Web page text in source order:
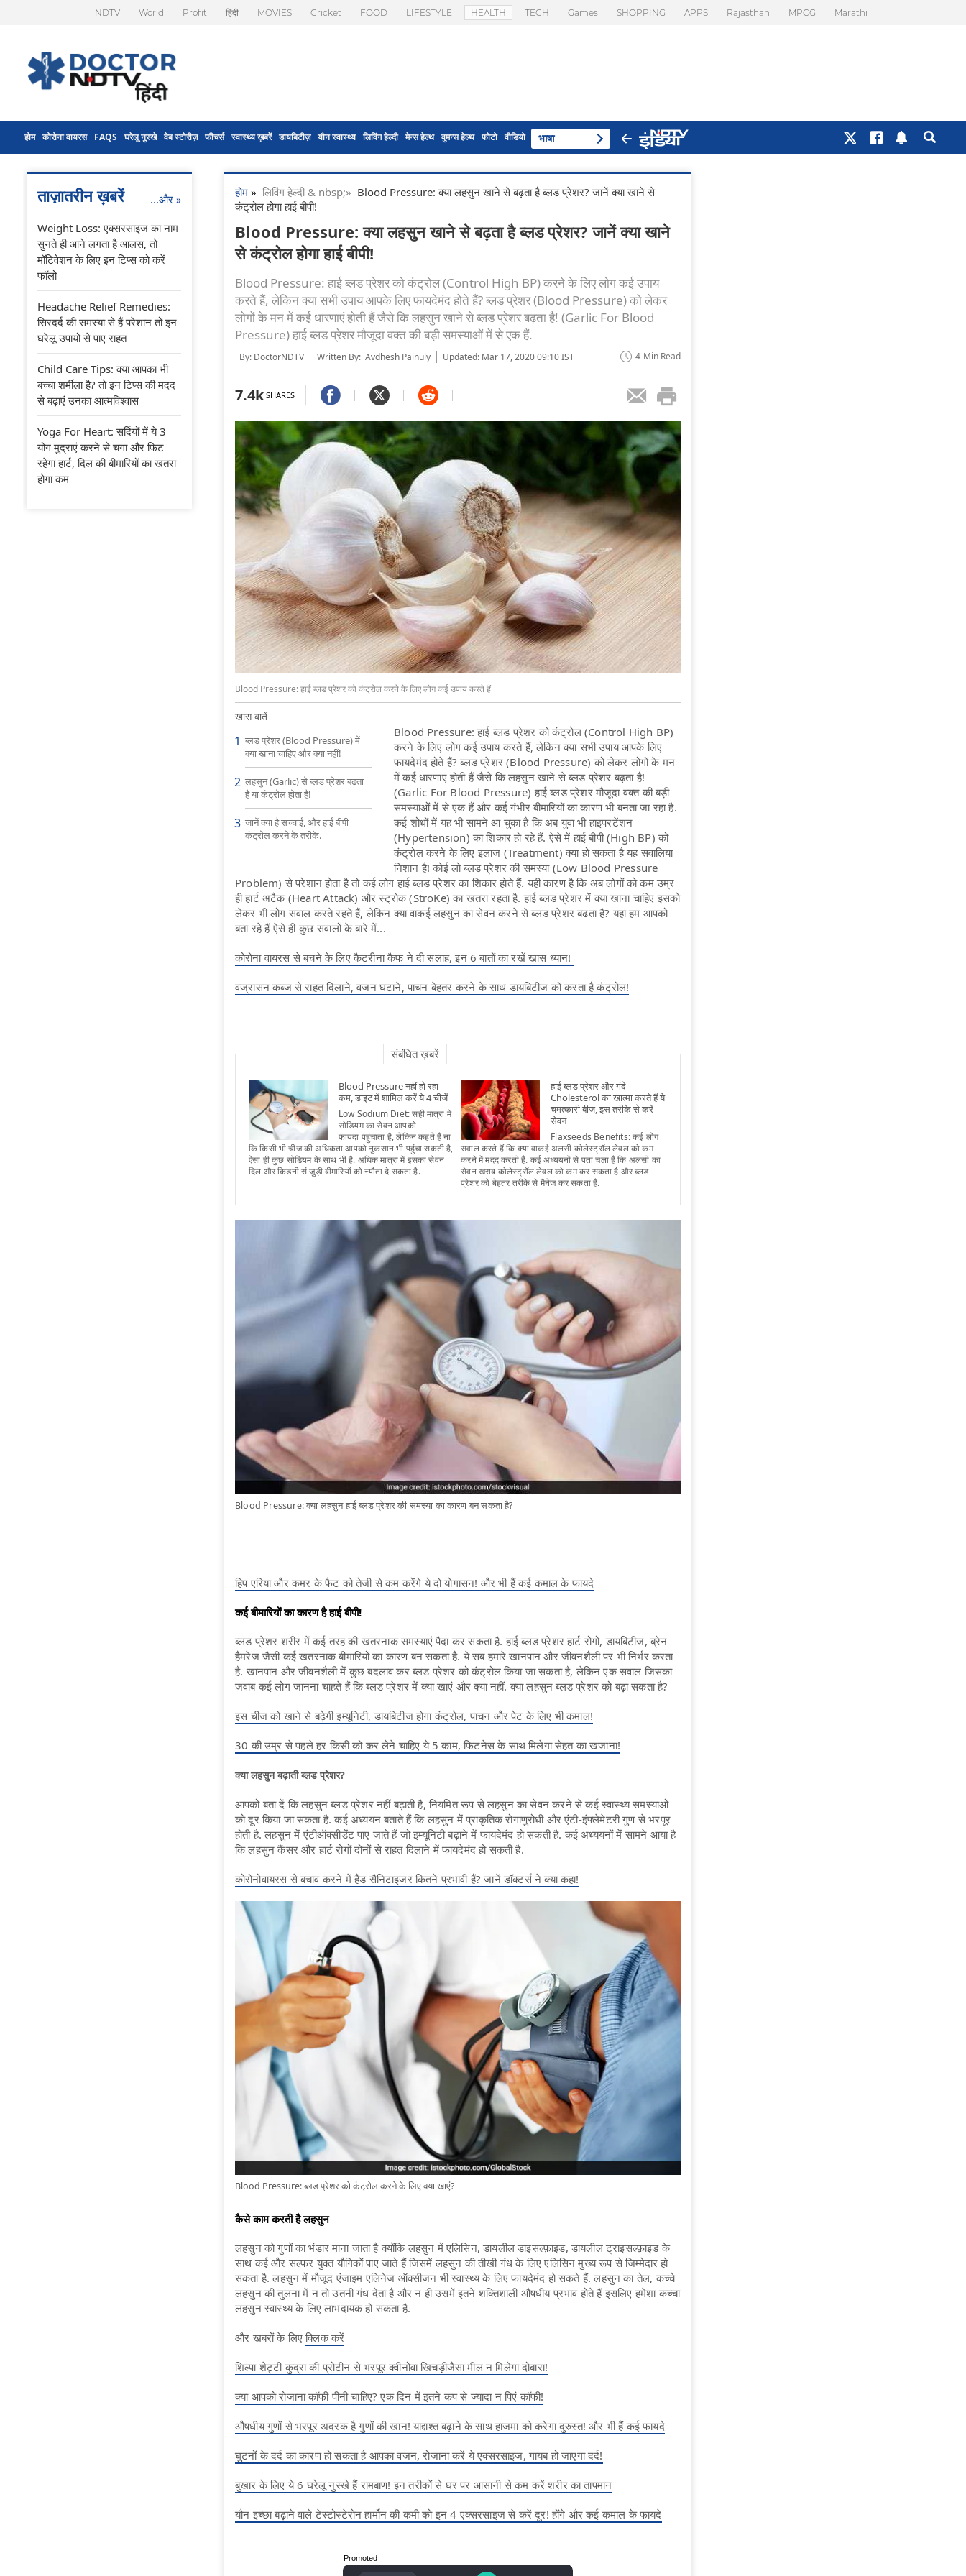
NDTV World Profit हिंदी MOVIES Cricket FOOD LIFESTYLE HEALTH TECH Games SHOPPING APPS Rajasthan MPCG Marathi
होम कोरोना वायरस FAQS घरेलू नुस्खे वेब स्टोरीज़ फीचर्स स्वास्थ्य ख़बरें डायबिटीज़ यौन स्वास्थ्य लिविंग हेल्दी मेन्स हेल्थ वुमन्स हेल्थ फोटो वीडियो भाषा
होम » लिविंग हेल्दी & nbsp;» Blood Pressure: क्या लहसुन खाने से बढ़ता है ब्लड प्रेशर? जानें क्या खाने से
कंट्रोल होगा हाई बीपी!
Blood Pressure: क्या लहसुन खाने से बढ़ता है ब्लड प्रेशर? जानें क्या खाने
से कंट्रोल होगा हाई बीपी!
Blood Pressure: हाई ब्लड प्रेशर को कंट्रोल (Control High BP) करने के लिए लोग कई उपाय
करते हैं, लेकिन क्या सभी उपाय आपके लिए फायदेमंद होते हैं? ब्लड प्रेशर (Blood Pressure) को लेकर
लोगों के मन में कई धारणाएं होती हैं जैसे कि लहसुन खाने से ब्लड प्रेशर बढ़ता है! (Garlic For Blood
Pressure) हाई ब्लड प्रेशर मौजूदा वक्त की बड़ी समस्याओं में से एक हैं.
By: DoctorNDTV Written By: Avdhesh Painuly Updated: Mar 17, 2020 09:10 IST 4-Min Read
7.4k SHARES
Blood Pressure: हाई ब्लड प्रेशर को कंट्रोल करने के लिए लोग कई उपाय करते हैं
खास बातें
ब्लड प्रेशर (Blood Pressure) में
क्या खाना चाहिए और क्या नहीं!
लहसुन (Garlic) से ब्लड प्रेशर बढ़ता
है या कंट्रोल होता है!
जानें क्या है सच्चाई, और हाई बीपी
कंट्रोल करने के तरीके.
Blood Pressure: हाई ब्लड प्रेशर को कंट्रोल (Control High BP)
करने के लिए लोग कई उपाय करते हैं, लेकिन क्या सभी उपाय आपके लिए
फायदेमंद होते हैं? ब्लड प्रेशर (Blood Pressure) को लेकर लोगों के मन
में कई धारणाएं होती हैं जैसे कि लहसुन खाने से ब्लड प्रेशर बढ़ता है!
(Garlic For Blood Pressure) हाई ब्लड प्रेशर मौजूदा वक्त की बड़ी
समस्याओं में से एक हैं और कई गंभीर बीमारियों का कारण भी बनता जा रहा है.
कई शोधों में यह भी सामने आ चुका है कि अब युवा भी हाइपरटेंशन
(Hypertension) का शिकार हो रहे हैं. ऐसे में हाई बीपी (High BP) को
कंट्रोल करने के लिए इलाज (Treatment) क्या हो सकता है यह सवालिया
निशान है! कोई लो ब्लड प्रेशर की समस्या (Low Blood Pressure
Problem) से परेशान होता है तो कई लोग हाई ब्लड प्रेशर का शिकार होते हैं. यही कारण है कि अब लोगों को कम उम्र
ही हार्ट अटैक (Heart Attack) और स्ट्रोक (StroKe) का खतरा रहता है. हाई ब्लड प्रेशर में क्या खाना चाहिए इसको
लेकर भी लोग सवाल करते रहते हैं, लेकिन क्या वाकई लहसुन का सेवन करने से ब्लड प्रेशर बढता है? यहां हम आपको
बता रहे हैं ऐसे ही कुछ सवालों के बारे में...
कोरोना वायरस से बचने के लिए कैटरीना कैफ ने दी सलाह, इन 6 बातों का रखें खास ध्यान!
वज्रासन कब्ज से राहत दिलाने, वजन घटाने, पाचन बेहतर करने के साथ डायबिटीज को करता है कंट्रोल!
संबंधित ख़बरें
Blood Pressure नहीं हो रहा
कम, डाइट में शामिल करें ये 4 चीजें
Low Sodium Diet: सही मात्रा में
सोडियम का सेवन आपको
फायदा पहुंचाता है, लेकिन कहते हैं ना
कि किसी भी चीज की अधिकता आपको नुकसान भी पहुंचा सकती है,
ऐसा ही कुछ सोडियम के साथ भी है. अधिक मात्रा में इसका सेवन
दिल और किडनी सं जुड़ी बीमारियों को न्यौता दे सकता है.
हाई ब्लड प्रेशर और गंदे
Cholesterol का खात्मा करते हैं ये
चमत्कारी बीज, इस तरीके से करें
सेवन
Flaxseeds Benefits: कई लोग
सवाल करते हैं कि क्या वाकई अलसी कोलेस्ट्रॉल लेवल को कम
करने में मदद करती है. कई अध्ययनों से पता चला है कि अलसी का
सेवन खराब कोलेस्ट्रॉल लेवल को कम कर सकता है और ब्लड
प्रेशर को बेहतर तरीके से मैनेज कर सकता है.
Blood Pressure: क्या लहसुन हाई ब्लड प्रेशर की समस्या का कारण बन सकता है?
हिप एरिया और कमर के फैट को तेजी से कम करेंगे ये दो योगासन! और भी हैं कई कमाल के फायदे
कई बीमारियों का कारण है हाई बीपी!
ब्लड प्रेशर शरीर में कई तरह की खतरनाक समस्याएं पैदा कर सकता है. हाई ब्लड प्रेशर हार्ट रोगों, डायबिटीज, ब्रेन
हैमरेज जैसी कई खतरनाक बीमारियों का कारण बन सकता है. ये सब हमारे खानपान और जीवनशैली पर भी निर्भर करता
है. खानपान और जीवनशैली में कुछ बदलाव कर ब्लड प्रेशर को कंट्रोल किया जा सकता है, लेकिन एक सवाल जिसका
जवाब कई लोग जानना चाहते हैं कि ब्लड प्रेशर में क्या खाएं और क्या नहीं. क्या लहसुन ब्लड प्रेशर को बढ़ा सकता है?
इस चीज को खाने से बढ़ेगी इम्यूनिटी, डायबिटीज होगा कंट्रोल, पाचन और पेट के लिए भी कमाल!
30 की उम्र से पहले हर किसी को कर लेने चाहिए ये 5 काम, फिटनेस के साथ मिलेगा सेहत का खजाना!
क्या लहसुन बढ़ाती ब्लड प्रेशर?
आपको बता दें कि लहसुन ब्लड प्रेशर नहीं बढ़ाती है, नियमित रूप से लहसुन का सेवन करने से कई स्वास्थ्य समस्याओं
को दूर किया जा सकता है. कई अध्ययन बताते हैं कि लहसुन में प्राकृतिक रोगाणुरोधी और एंटी-इंफ्लेमेटरी गुण से भरपूर
होती है. लहसुन में एंटीऑक्सीडेंट पाए जाते हैं जो इम्यूनिटी बढ़ाने में फायदेमंद हो सकती है. कई अध्ययनों में सामने आया है
कि लहसुन कैंसर और हार्ट रोगों दोनों से राहत दिलाने में फायदेमंद हो सकती है.
कोरोनोवायरस से बचाव करने में हैंड सैनिटाइजर कितने प्रभावी हैं? जानें डॉक्टर्स ने क्या कहा!
Blood Pressure: ब्लड प्रेशर को कंट्रोल करने के लिए क्या खाएं?
कैसे काम करती है लहसुन
लहसुन को गुणों का भंडार माना जाता है क्योंकि लहसुन में एलिसिन, डायलील डाइसल्फ़ाइड, डायलील ट्राइसल्फ़ाइड के
साथ कई और सल्फर युक्त यौगिकों पाए जाते हैं जिसमें लहसुन की तीखी गंध के लिए एलिसिन मुख्य रूप से जिम्मेदार हो
सकता है. लहसुन में मौजूद एंजाइम एलिनेज ऑक्सीजन भी स्वास्थ्य के लिए फायदेमंद हो सकते हैं. लहसुन का तेल, कच्चे
लहसुन की तुलना में न तो उतनी गंध देता है और न ही उसमें इतने शक्तिशाली औषधीय प्रभाव होते हैं इसलिए हमेशा कच्चा
लहसुन स्वास्थ्य के लिए लाभदायक हो सकता है.
और खबरों के लिएक्लिक करें
शिल्पा शेट्टी कुंद्रा की प्रोटीन से भरपूर क्वीनोवा खिचड़ीजैसा मील न मिलेगा दोबारा!
क्या आपको रोजाना कॉफी पीनी चाहिए? एक दिन में इतने कप से ज्यादा न पिएं कॉफी!
औषधीय गुणों से भरपूर अदरक है गुणों की खान! याद्दाश्त बढ़ाने के साथ हाजमा को करेगा दुरुस्त! और भी हैं कई फायदे
घुटनों के दर्द का कारण हो सकता है आपका वजन, रोजाना करें ये एक्सरसाइज, गायब हो जाएगा दर्द!
बुखार के लिए ये 6 घरेलू नुस्खे हैं रामबाण! इन तरीकों से घर पर आसानी से कम करें शरीर का तापमान
यौन इच्छा बढ़ाने वाले टेस्टोस्टेरोन हार्मोन की कमी को इन 4 एक्सरसाइज से करें दूर! होंगे और कई कमाल के फायदे
Promoted
ताज़ातरीन ख़बरें ...और »
Weight Loss: एक्सरसाइज का नाम
सुनते ही आने लगता है आलस, तो
मॉटिवेशन के लिए इन टिप्स को करें
फॉलो
Headache Relief Remedies:
सिरदर्द की समस्या से हैं परेशान तो इन
घरेलू उपायों से पाए राहत
Child Care Tips: क्या आपका भी
बच्चा शर्मीला है? तो इन टिप्स की मदद
से बढ़ाएं उनका आत्मविश्वास
Yoga For Heart: सर्दियों में ये 3
योग मुद्राएं करने से चंगा और फिट
रहेगा हार्ट, दिल की बीमारियों का खतरा
होगा कम